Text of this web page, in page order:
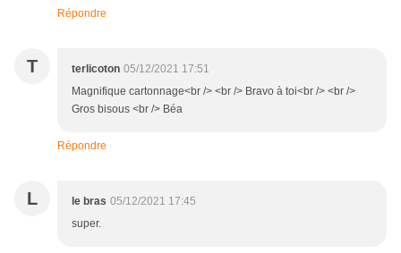
Répondre
T terlicoton 05/12/2021 17:51
Magnifique cartonnage<br /> <br /> Bravo à toi<br /> <br />
Gros bisous <br /> Béa
Répondre
L le bras 05/12/2021 17:45
super.